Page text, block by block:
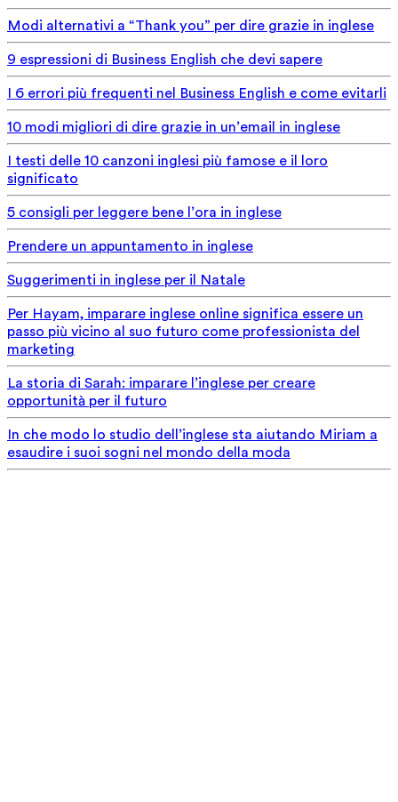
Modi alternativi a “Thank you” per dire grazie in inglese
9 espressioni di Business English che devi sapere
I 6 errori più frequenti nel Business English e come evitarli
10 modi migliori di dire grazie in un’email in inglese
I testi delle 10 canzoni inglesi più famose e il loro
significato
5 consigli per leggere bene l’ora in inglese
Prendere un appuntamento in inglese
Suggerimenti in inglese per il Natale
Per Hayam, imparare inglese online significa essere un
passo più vicino al suo futuro come professionista del
marketing
La storia di Sarah: imparare l’inglese per creare
opportunità per il futuro
In che modo lo studio dell’inglese sta aiutando Miriam a
esaudire i suoi sogni nel mondo della moda